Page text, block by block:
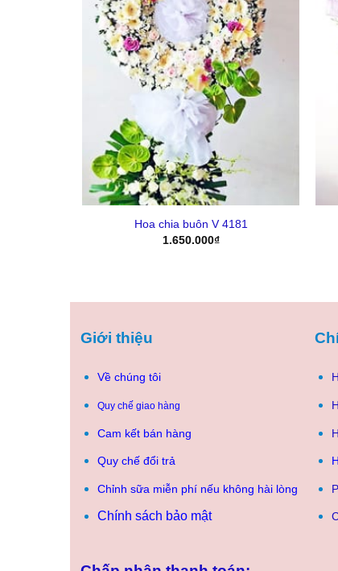
+
Hoa chia buôn V 4181
1.650.000₫
Giới thiệu
Về chúng tôi
Quy chế giao hàng
Cam kết bán hàng
Quy chế đổi trả
Chỉnh sữa miễn phí nếu không hài lòng
Chính sách bảo mật